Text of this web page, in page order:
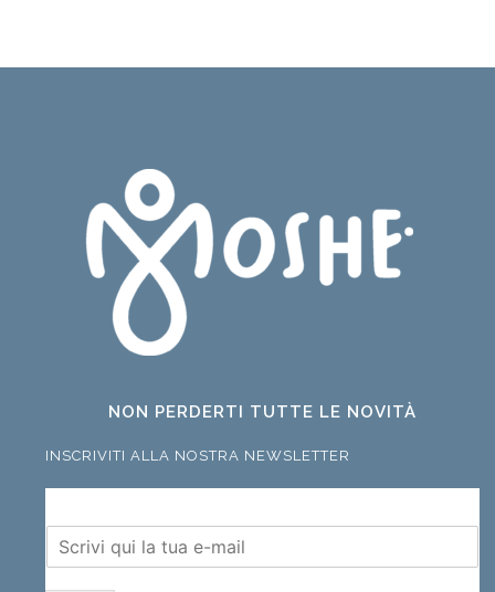
NON PERDERTI TUTTE LE NOVITÀ
INSCRIVITI ALLA NOSTRA NEWSLETTER